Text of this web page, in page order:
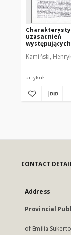
uzasadnień
typologii)
Kamiński,
artykuł
CONTACT
Address
Provincial
of Emilia